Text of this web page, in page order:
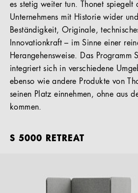
es stetig weiter tun. Thonet spiegelt
Unternehmens mit Historie wider
Beständigkeit, Originale,
Innovationkraft – im Sinne einer
Herangehensweise. Das Programm
integriert sich in verschiedene
ebenso wie andere Produkte von
seinen Platz einnehmen, ohne aus
kommen.
S 5000 RETREAT